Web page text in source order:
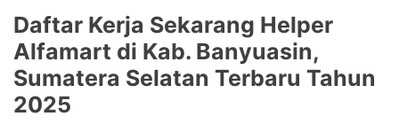
Daftar Kerja Sekarang Helper
Alfamart di Kab. Banyuasin,
Sumatera Selatan Terbaru Tahun
2025